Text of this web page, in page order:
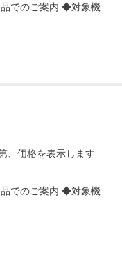
でのご案内 ◆対象機
、価格を表示します
でのご案内 ◆対象機